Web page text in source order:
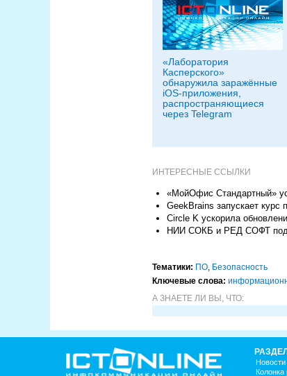
«Лаборатория
Касперского»
обнаружила заражённые
iOS-приложения,
распространяющиеся
через Telegram
ИНТЕРЕСНЫЕ ССЫЛКИ
«МойОфис Стандартный»
GeekBrains запускает курс
Circle K ускорила
НИИ СОКБ и РЕД СОФТ
Тематики: ПО, Безопасность
Ключевые слова:
А ЗНАЕТЕ ЛИ ВЫ, ЧТО:
Новости
Колонка